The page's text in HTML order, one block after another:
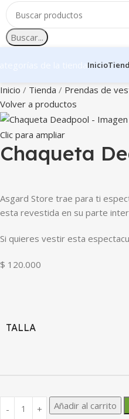
Buscar...
Inicio
Inicio Tienda Prendas de
Volver a productos
Clic para ampliar
Chaqueta
Asgard Store trae para ti
esta revestida en su parte
Si quieres vestir esta
$ 120.000
TALLA
Añadir al carrito